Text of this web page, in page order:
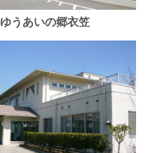
ゆうあいの郷衣笠